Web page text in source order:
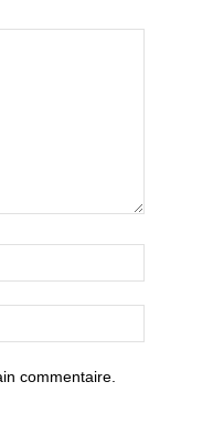
commentaire.